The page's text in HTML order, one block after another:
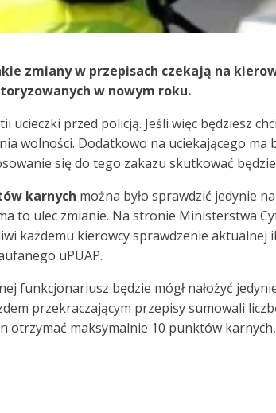
zmiany w przepisach czekają na
w nowym roku.
ucieczki przed policją. Jeśli więc będziesz
wolności. Dodatkowo na uciekającego ma
się do tego zakazu skutkować
karnych można było sprawdzić jedynie
to ulec zmianie. Na stronie Ministerstwa
każdemu kierowcy sprawdzenie
uPUAP.
funkcjonariusz będzie mógł nałożyć
przekraczającym przepisy sumowali
otrzymać maksymalnie 10 punktów